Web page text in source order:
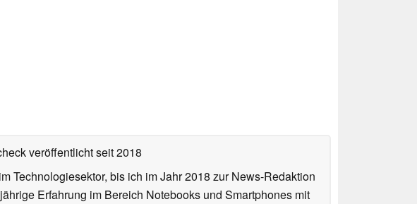
veröffentlichtseit 2018
Technologiesektor, bis ich im Jahr 2018 zur News-Redaktion
Erfahrung im Bereich Notebooks und Smartphones mit